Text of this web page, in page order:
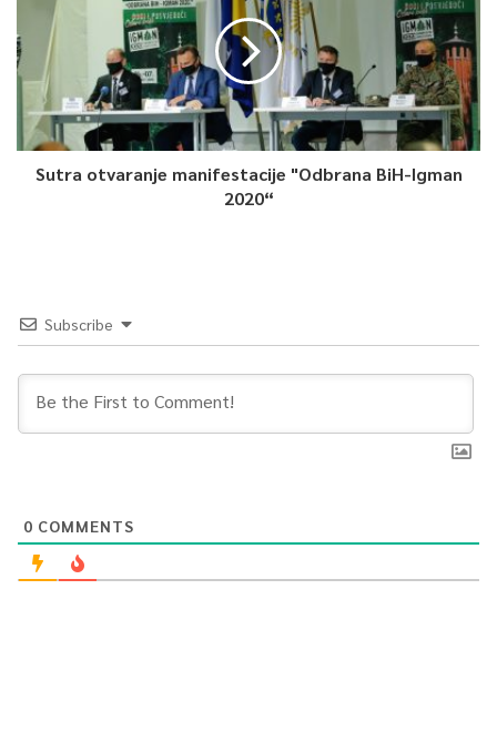
Sutra otvaranje manifestacije "Odbrana BiH-Igman
2020“
Subscribe
0 COMMENTS